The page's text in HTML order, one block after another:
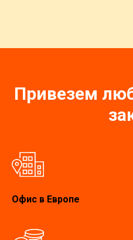
Привезем
Офис в Европе